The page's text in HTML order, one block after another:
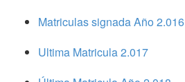
Matriculas signada Año 2.016
Ultima Matricula 2.017